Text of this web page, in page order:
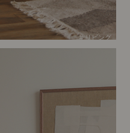
# リビング